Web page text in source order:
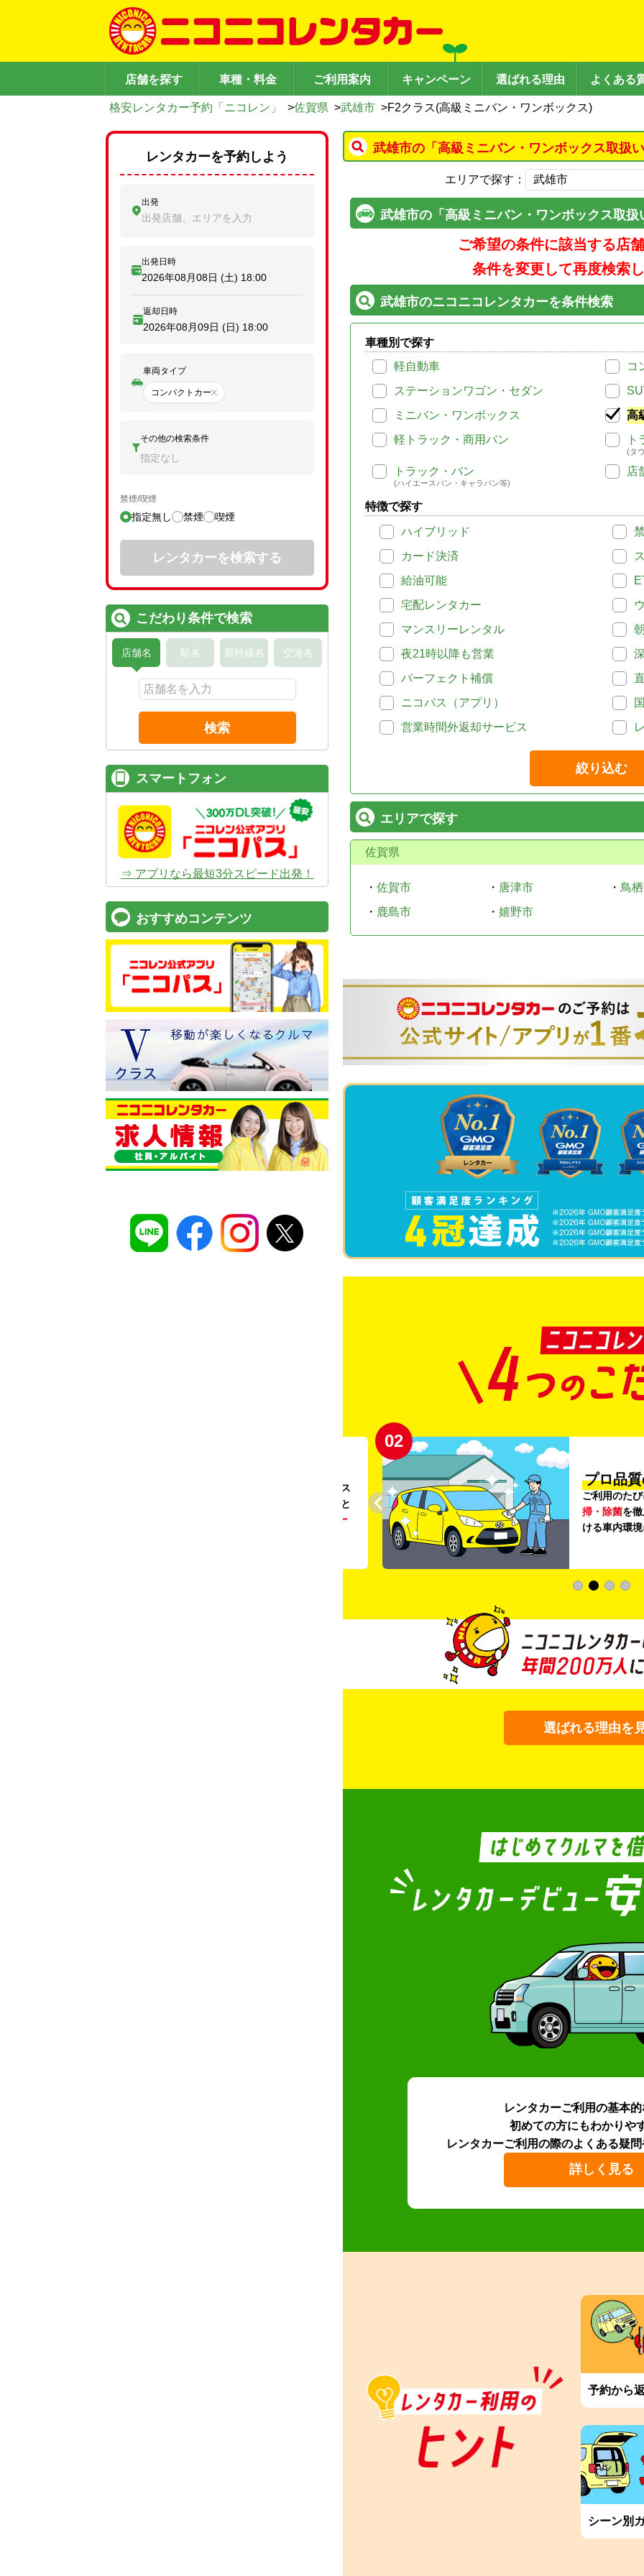
店舗を探す 車種・料金 ご利用案内 キャンペーン 選ばれる理由 よくある
格安レンタカー予約「ニコレン」 >佐賀県 >武雄市 >F2クラス(高級ミニバン・ワンボックス)
武雄市の「高級ミニバン・ワンボックス取扱
エリアで探す：
武雄市の「高級ミニバン・ワンボックス取
ご希望の条件に該当する店
条件を変更して再度検索
武雄市のニコニコレンタカーを条件検索
車種別で探す
軽自動車
コ
ステーションワゴン・セダン
ミニバン・ワンボックス
高
軽トラック・商用バン
ト
(タ
トラック・バン
(ハイエースバン・キャラバン等)
店
特徴で探す
ハイブリッド
カード決済
給油可能
宅配レンタカー
マンスリーレンタル
夜21時以降も営業
パーフェクト補償
ニコパス（アプリ）
営業時間外返却サービス
絞り込む
エリアで探す
佐賀県
・ 佐賀市 ・ 唐津市 ・ 鳥
・ 鹿島市 ・ 嬉野市
。ガソリンス
タンドや整備工場の既存インフラを活用すること
リー
02
プロ品
ご利用のた
掃・除菌を
ける車内環
選ばれる理由を
レンタカーご利用の基本
初めての方にもわかりや
レンタカーご利用の際のよくある疑問
詳しく見る
予約から
シーン別
レンタカーを予約しよう
出発
出発店舗、エリアを入力
出発日時
2026年08月08日 (土) 18:00
返却日時
2026年08月09日 (日) 18:00
車両タイプ
コンパクトカー
その他の検索条件
指定なし
禁煙/喫煙
指定無し 禁煙 喫煙
レンタカーを検索する
こだわり条件で検索
店舗名 駅名 新幹線名 空港名
検索
スマートフォン
⇒ アプリなら最短3分スピード出発！
おすすめコンテンツ